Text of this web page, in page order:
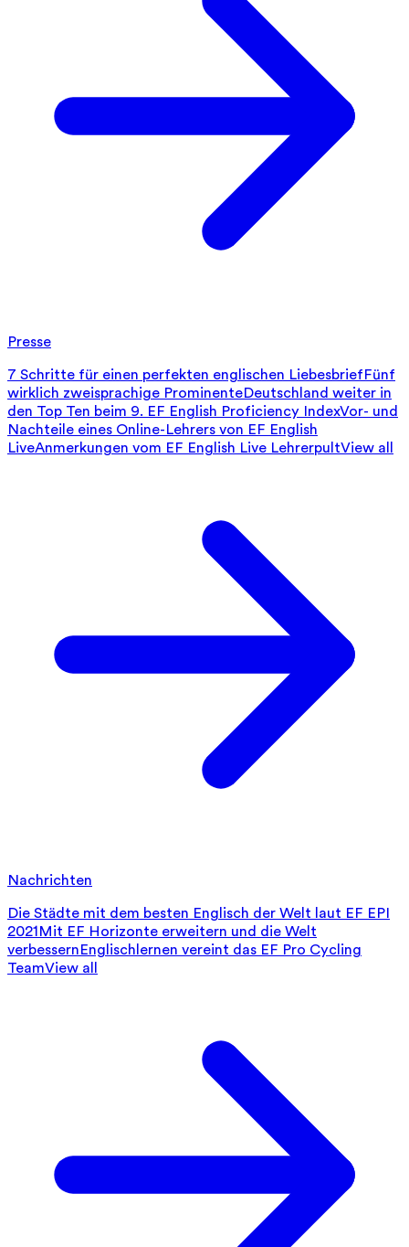
Presse
7 Schritte für einen perfekten englischen LiebesbriefFünf
wirklich zweisprachige ProminenteDeutschland weiter in
den Top Ten beim 9. EF English Proficiency IndexVor- und
Nachteile eines Online-Lehrers von EF English
LiveAnmerkungen vom EF English Live LehrerpultView all
Nachrichten
Die Städte mit dem besten Englisch der Welt laut EF EPI
2021Mit EF Horizonte erweitern und die Welt
verbessernEnglischlernen vereint das EF Pro Cycling
TeamView all